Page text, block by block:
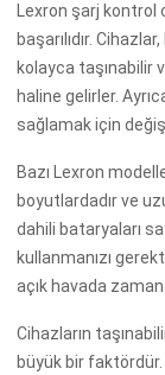
Lexron şarj kontrol
başarılıdır.
kolayca taşınabilir
haline gelirler.
sağlamak için
Bazı Lexron
boyutlardadır ve
dahili bataryaları
kullanmanızı
açık havada
Cihazların
büyük bir faktördür.